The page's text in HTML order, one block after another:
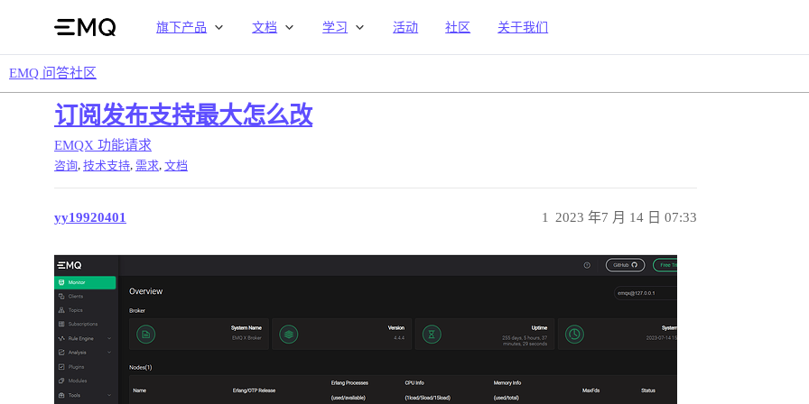
旗下产品 文档 学习 活动 社区 关于我们
EMQ 问答社区
订阅发布支持最大怎么改
EMQX 功能请求
咨询 技术支持 需求 文档
yy19920401 2023 年7 月 14 日 07:33
1